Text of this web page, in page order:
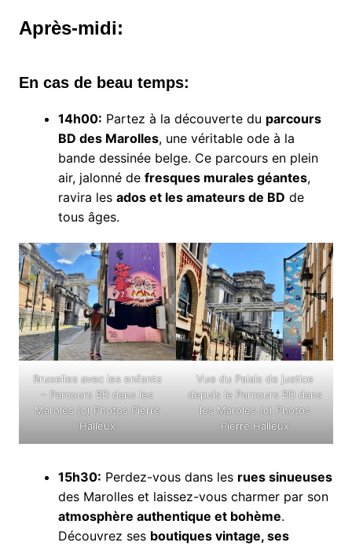
Après-midi:
En cas de beau temps:
14h00: Partez à la découverte du parcours
BD des Marolles, une véritable ode à la
bande dessinée belge. Ce parcours en plein
air, jalonné de fresques murales géantes,
ravira les ados et les amateurs de BD de
tous âges.
Bruxelles avec les enfants
– Parcours BD dans les
Maroles (c) Photos Pierre
Halleux
Vue du Palais de justice
depuis le Parcours BD dans
les Maroles (c) Photos
Pierre Halleux
15h30: Perdez-vous dans les rues sinueuses
des Marolles et laissez-vous charmer par son
atmosphère authentique et bohème.
Découvrez ses boutiques vintage, ses